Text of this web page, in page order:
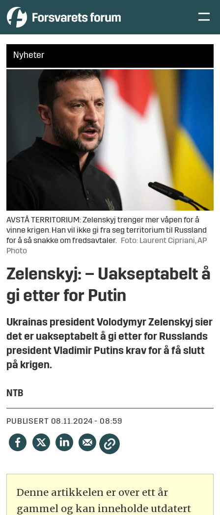
Nyheter
AVSTÅ TERRITORIUM: Zelenskyj trenger mer våpen for å
vinne krigen. Han vil ikke gi fra seg territorium til Russland
for å så snakke om fredsavtaler.
Foto: Laurent Cipriani, AP
Photo
Zelenskyj: – Uakseptabelt å
gi etter for Putin
Ukrainas president Volodymyr Zelenskyj sier
det er uakseptabelt å gi etter for Russlands
president Vladimir Putins krav for å få slutt
på krigen.
NTB
PUBLISERT 08.11.2024 - 08:59
Denne artikkelen er over ett år
gammel og kan inneholde utdatert